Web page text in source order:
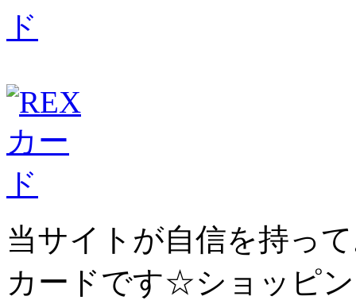
当サイトが自信を持っ
カードです☆ショッピ